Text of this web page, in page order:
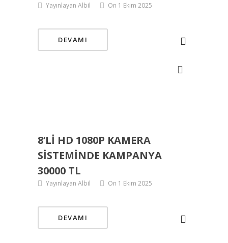
Yayınlayan Albil On 1 Ekim 2025
DEVAMI
8’LI HD 1080P KAMERA
SISTEMINDE KAMPANYA
30000 TL
Yayınlayan Albil On 1 Ekim 2025
DEVAMI